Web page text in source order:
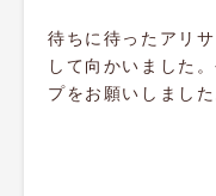
待ちに待ったアリ
して向かいました
プをお願いしまし